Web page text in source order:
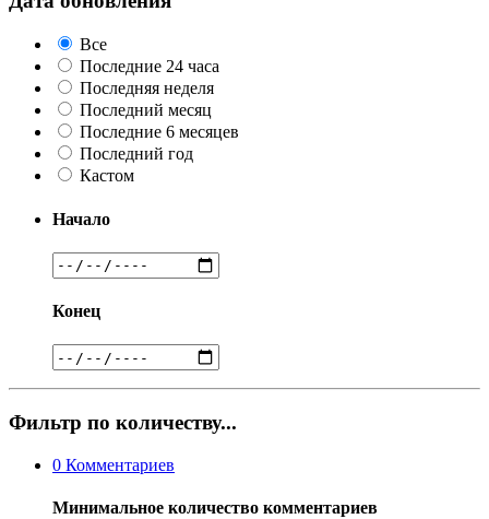
Все
Последние 24 часа
Последняя неделя
Последний месяц
Последние 6 месяцев
Последний год
Кастом
Начало
Конец
Фильтр по количеству...
0 Комментариев
Минимальное количество комментариев